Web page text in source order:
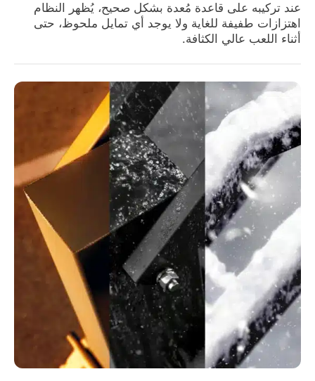
عند تركيبه على قاعدة مُعدة بشكل صحيح، يُظهر النظام
اهتزازات طفيفة للغاية ولا يوجد أي تمايل ملحوظ، حتى
أثناء اللعب عالي الكثافة.